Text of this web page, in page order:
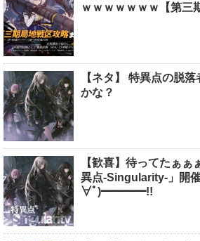
ｗｗｗｗｗｗｗ【第三
【ネタ】 特異点の脱
かな？
【歓喜】待ってたぁ
異点-Singularity-」
∀ﾟ)━━━━!!